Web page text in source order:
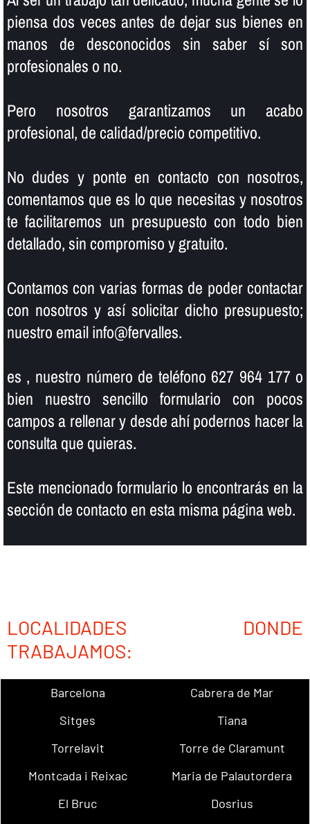
piensa dos veces antes de dejar sus bienes en
manos de desconocidos sin saber sí­ son
profesionales o no.
Pero nosotros garantizamos un acabo
profesional, de calidad/precio competitivo.
No dudes y ponte en contacto con nosotros,
comentamos que es lo que necesitas y nosotros
te facilitaremos un presupuesto con todo bien
detallado, sin compromiso y gratuito.
Contamos con varias formas de poder contactar
con nosotros y así­ solicitar dicho presupuesto;
nuestro email info@fervalles.
es , nuestro número de teléfono 627 964 177 o
bien nuestro sencillo formulario con pocos
campos a rellenar y desde ahí­ podernos hacer la
consulta que quieras.
Este mencionado formulario lo encontrarás en la
sección de contacto en esta misma página web.
LOCALIDADES DONDE
TRABAJAMOS:
Barcelona
Cabrera de Mar
Sitges
Tiana
Torrelavit
Torre de Claramunt
Montcada i Reixac
Maria de Palautordera
El Bruc
Dosrius